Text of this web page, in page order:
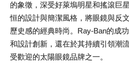
的象徵，深受好萊塢明星和搖滾巨
恒的設計與簡潔風格，將眼鏡與反
歷史感的經典時尚。Ray-Ban的成
和設計創新，還在於其持續引領潮
受歡迎的太陽眼鏡品牌之一。